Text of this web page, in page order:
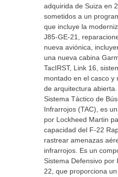
adquirida de Suiza en
sometidos a un
que incluye la
J85-GE-21,
nueva aviónica,
una nueva cabina
TacIRST, Link 16,
montado en el casco y
de arquitectura abierta.
Sistema Táctico de
Infrarrojos (TAC), es
por Lockheed Martin
capacidad del F-22
rastrear amenazas
infrarrojos. Es un
Sistema Defensivo por
22, que proporciona